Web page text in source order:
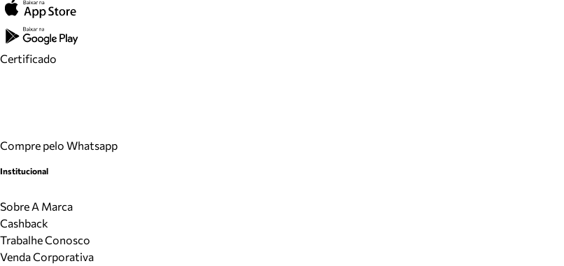
Certificado
Compre pelo Whatsapp
Institucional
Sobre A Marca
Cashback
Trabalhe Conosco
Venda Corporativa